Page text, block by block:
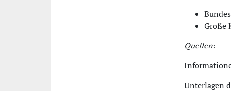
Große
Quellen:
Unterlagen